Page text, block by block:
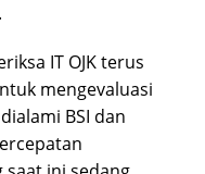
IT OJK terus
mengevaluasi
BSI dan